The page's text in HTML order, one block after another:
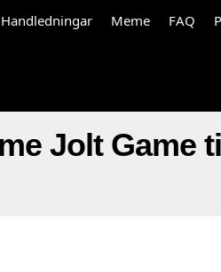
Handledningar Meme FAQ
Jolt Game